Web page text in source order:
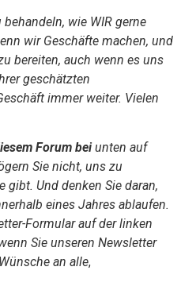
wie WIR gerne
wir Geschäfte machen, und
bereiten, auch wenn es uns
geschätzten
immer weiter. Vielen
Forum beiunten auf
Sie nicht, uns zu
gibt. Und denken Sie daran,
eines Jahres ablaufen.
Formular auf der linken
Sie unseren Newsletter
an alle,